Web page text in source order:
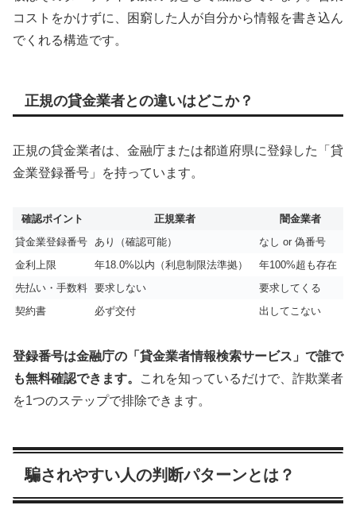
コストをかけずに、困窮した人が自分から情報を書き込ん
でくれる構造です。
正規の貸金業者との違いはどこか？
正規の貸金業者は、金融庁または都道府県に登録した「貸
金業登録番号」を持っています。
確認ポイント 正規業者
闇金業者
貸金業登録番号
あり（確認可能）
なし or 偽番号
金利上限
年18.0%以内（利息制限法準拠）
年100%超も存在
先払い・手数料 要求しない
要求してくる
契約書
必ず交付 出してこない
登録番号は金融庁の「貸金業者情報検索サービス」で誰で
も無料確認できます。
これを知っているだけで、詐欺業者
を1つのステップで排除できます。
騙されやすい人の判断パターンとは？